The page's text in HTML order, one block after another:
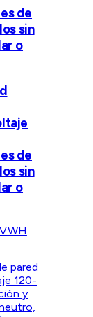
de
sin
o
de
sin
o